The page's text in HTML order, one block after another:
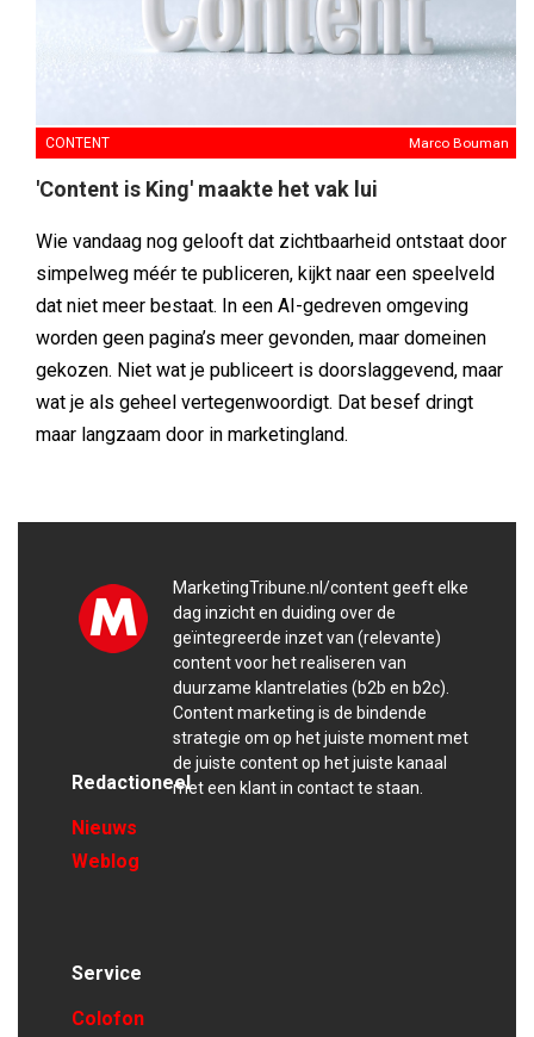
CONTENT Marco Bouman
'Content is King' maakte het vak lui
Wie vandaag nog gelooft dat zichtbaarheid ontstaat door
simpelweg méér te publiceren, kijkt naar een speelveld
dat niet meer bestaat. In een AI-gedreven omgeving
worden geen pagina’s meer gevonden, maar domeinen
gekozen. Niet wat je publiceert is doorslaggevend, maar
wat je als geheel vertegenwoordigt. Dat besef dringt
maar langzaam door in marketingland.
MarketingTribune.nl/content geeft elke
dag inzicht en duiding over de
geïntegreerde inzet van (relevante)
content voor het realiseren van
duurzame klantrelaties (b2b en b2c).
Content marketing is de bindende
strategie om op het juiste moment met
de juiste content op het juiste kanaal
met een klant in contact te staan.
Redactioneel
Nieuws
Weblog
Service
Colofon